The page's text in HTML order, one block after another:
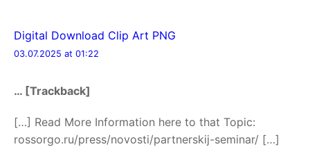
Digital Download Clip Art PNG
03.07.2025 at 01:22
… [Trackback]
[…] Read More Information here to that Topic:
rossorgo.ru/press/novosti/partnerskij-seminar/ […]